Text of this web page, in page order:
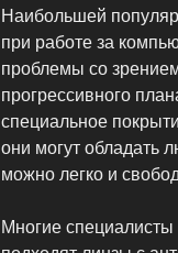
Наибольшей
при работе за
проблемы со
прогрессивного
специальное
они могут обладать
можно легко и
Многие